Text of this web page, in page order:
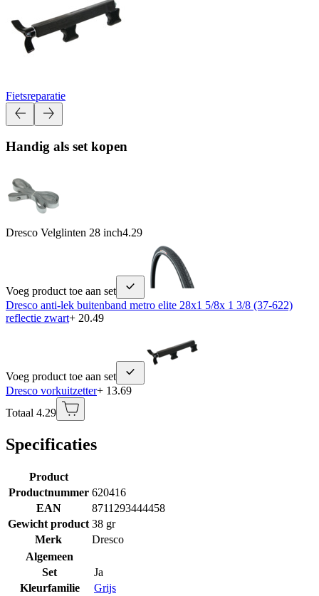
Fietsreparatie
Handig als set kopen
Dresco Velglinten 28 inch4.29
Voeg product toe aan set
Dresco anti-lek buitenband metro elite 28x1 5/8x 1 3/8 (37-622)
reflectie zwart+ 20.49
Voeg product toe aan set
Dresco vorkuitzetter+ 13.69
Totaal 4.29
Specificaties
Product
Productnummer 620416
EAN
8711293444458
Gewicht product 38 gr
Merk
Dresco
Algemeen
Set
Ja
Kleurfamilie
Grijs